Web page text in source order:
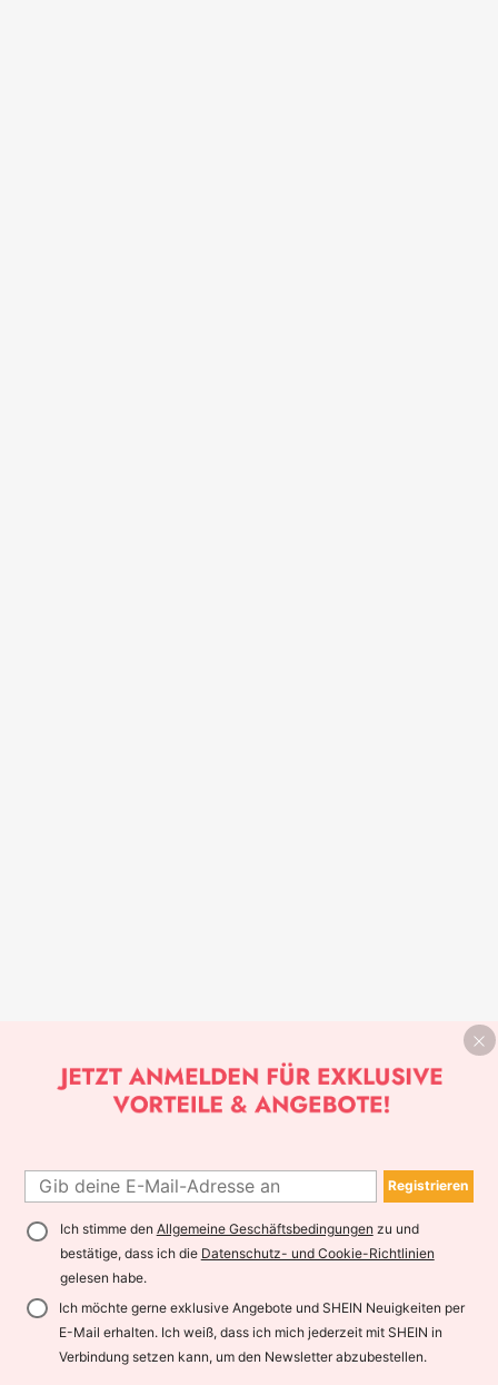
Registrieren
Ich stimme den Allgemeine Geschäftsbedingungen zu und
bestätige, dass ich die Datenschutz- und Cookie-Richtlinien
gelesen habe.
Ich möchte gerne exklusive Angebote und SHEIN Neuigkeiten per
E-Mail erhalten. Ich weiß, dass ich mich jederzeit mit SHEIN in
Verbindung setzen kann, um den Newsletter abzubestellen.